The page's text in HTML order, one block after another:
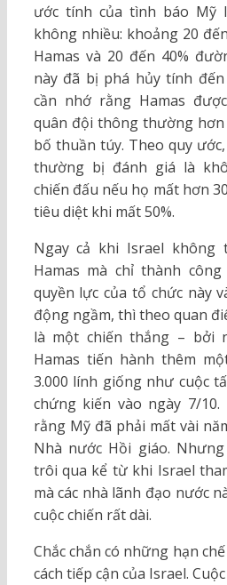
ước tính của tình báo Mỹ
không nhiều: khoảng 20
Hamas và 20 đến 40%
này đã bị phá hủy tính
cần nhớ rằng Hamas
quân đội thông thường
bố thuần túy. Theo quy
thường bị đánh giá là
chiến đấu nếu họ mất hơn
tiêu diệt khi mất 50%.
Ngay cả khi Israel không
Hamas mà chỉ thành
quyền lực của tổ chức này
động ngầm, thì theo quan
là một chiến thắng – bởi
Hamas tiến hành thêm
3.000 lính giống như cuộc
chứng kiến vào ngày 7/
rằng Mỹ đã phải mất vài
Nhà nước Hồi giáo.
trôi qua kể từ khi Israel
mà các nhà lãnh đạo nước
cuộc chiến rất dài.
Chắc chắn có những hạn
cách tiếp cận của Israel.